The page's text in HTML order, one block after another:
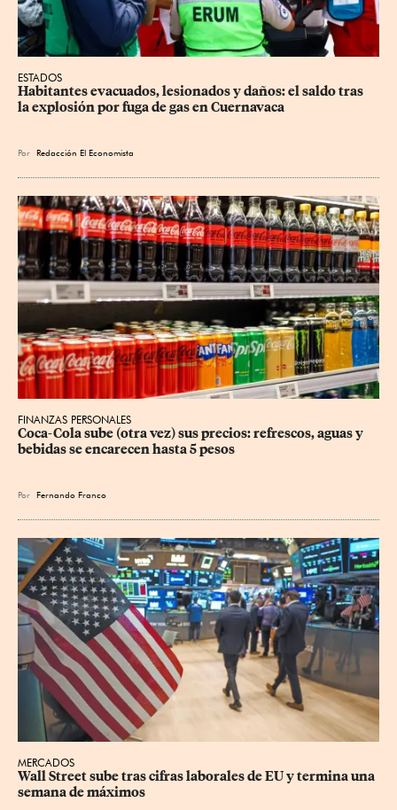
ESTADOS
Habitantes evacuados, lesionados y daños: el saldo tras
la explosión por fuga de gas en Cuernavaca
Por Redacción El Economista
FINANZAS PERSONALES
Coca-Cola sube (otra vez) sus precios: refrescos, aguas y
bebidas se encarecen hasta 5 pesos
Por Fernando Franco
MERCADOS
Wall Street sube tras cifras laborales de EU y termina una
semana de máximos